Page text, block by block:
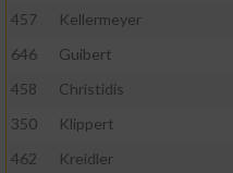
457
Kellermeyer
646
Guibert
458
Christidis
350
Klippert
462
Kreidler